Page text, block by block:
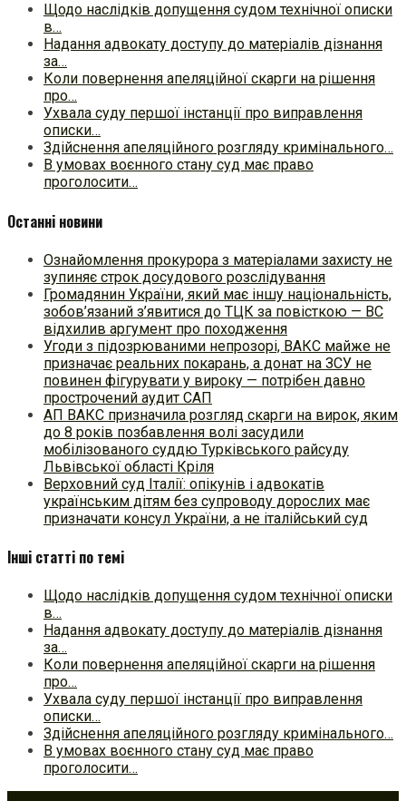
Щодо наслідків допущення судом технічної описки
в…
Надання адвокату доступу до матеріалів дізнання
за…
Коли повернення апеляційної скарги на рішення
про…
Ухвала суду першої інстанції про виправлення
описки…
Здійснення апеляційного розгляду кримінального…
В умовах воєнного стану суд має право
проголосити…
Останні новини
Ознайомлення прокурора з матеріалами захисту не
зупиняє строк досудового розслідування
Громадянин України, який має іншу національність,
зобов’язаний з’явитися до ТЦК за повісткою — ВС
відхилив аргумент про походження
Угоди з підозрюваними непрозорі, ВАКС майже не
призначає реальних покарань, а донат на ЗСУ не
повинен фігурувати у вироку — потрібен давно
прострочений аудит САП
АП ВАКС призначила розгляд скарги на вирок, яким
до 8 років позбавлення волі засудили
мобілізованого суддю Турківського райсуду
Львівської області Кріля
Верховний суд Італії: опікунів і адвокатів
українським дітям без супроводу дорослих має
призначати консул України, а не італійський суд
Інші статті по темі
Щодо наслідків допущення судом технічної описки
в…
Надання адвокату доступу до матеріалів дізнання
за…
Коли повернення апеляційної скарги на рішення
про…
Ухвала суду першої інстанції про виправлення
описки…
Здійснення апеляційного розгляду кримінального…
В умовах воєнного стану суд має право
проголосити…